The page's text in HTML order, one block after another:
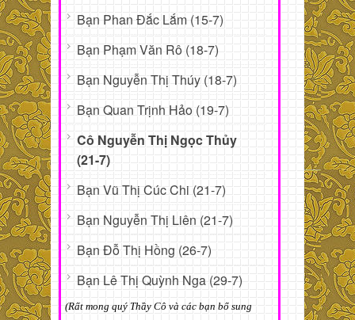
Bạn Phan Đắc Lắm (15-7)
Bạn Phạm Văn Rô (18-7)
Bạn Nguyễn Thị Thúy (18-7)
Bạn Quan Trịnh Hảo (19-7)
Cô Nguyễn Thị Ngọc Thủy
(21-7)
Bạn Vũ Thị Cúc Chi (21-7)
Bạn Nguyễn Thị Liên (21-7)
Bạn Đỗ Thị Hồng (26-7)
Bạn Lê Thị Quỳnh Nga (29-7)
(Rất mong quý Thầy Cô và các bạn bổ sung